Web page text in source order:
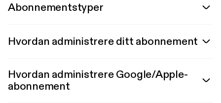
Abonnementstyper
Hvordan administrere ditt abonnement
Hvordan administrere Google/Apple-
abonnement